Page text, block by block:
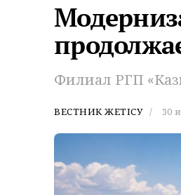
Филиал РГП
ВЕСТНИК ЖЕТІСУ 30